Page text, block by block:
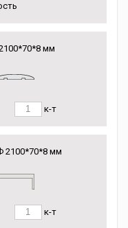
мм
к-т
2100*70*8 мм
к-т